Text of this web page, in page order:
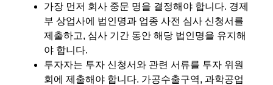
가장 먼저 회사 중문 명을 결정해야 합니다. 경제
부 상업사에 법인명과 업종 사전 심사 신청서를
제출하고, 심사 기간 동안 해당 법인명을 유지해
야 합니다.
투자자는 투자 신청서와 관련 서류를 투자 위원
회에 제출해야 합니다. 가공수출구역, 과학공업